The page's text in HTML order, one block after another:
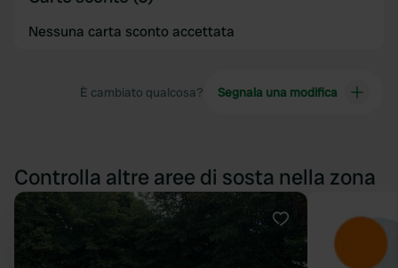
Nessuna carta sconto accettata
È cambiato qualcosa? Segnala una modifica
Controlla altre aree di sosta nella zona
Preferito